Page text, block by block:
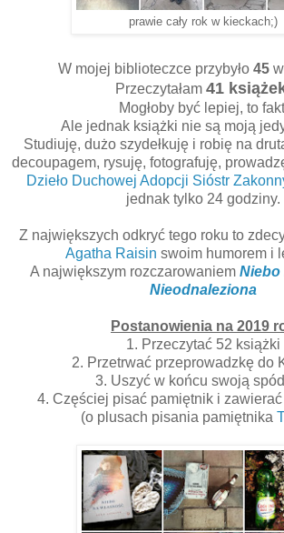
prawie cały rok w kieckach;)
W mojej biblioteczce przybyło 45
Przeczytałam 41
Mogłoby być lepiej, to
Ale jednak książki nie są moją
Studiuję, dużo szydełkuję i robię na
decoupagem, rysuję, fotografuję,
Dzieło Duchowej Adopcji Sióstr
jednak tylko 24 godziny.
Z największych odkryć tego roku to
Agatha Raisin swoim humorem i
A największym rozczarowaniem Niebo
Nieodnaleziona
Postanowienia na 2019
1. Przeczytać 52 książki
2. Przetrwać przeprowadzkę do
3. Uszyć w końcu swoją
4. Częściej pisać pamiętnik i
(o plusach pisania pamiętnika